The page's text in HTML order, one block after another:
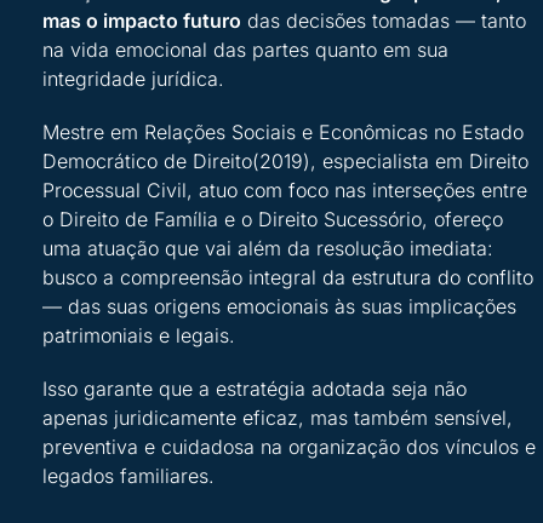
mas o impacto futuro das decisões tomadas — tanto
na vida emocional das partes quanto em sua
integridade jurídica.
Mestre em Relações Sociais e Econômicas no Estado
Democrático de Direito(2019), especialista em Direito
Processual Civil, atuo com foco nas interseções entre
o Direito de Família e o Direito Sucessório, ofereço
uma atuação que vai além da resolução imediata:
busco a compreensão integral da estrutura do conflito
— das suas origens emocionais às suas implicações
patrimoniais e legais.
Isso garante que a estratégia adotada seja não
apenas juridicamente eficaz, mas também sensível,
preventiva e cuidadosa na organização dos vínculos e
legados familiares.